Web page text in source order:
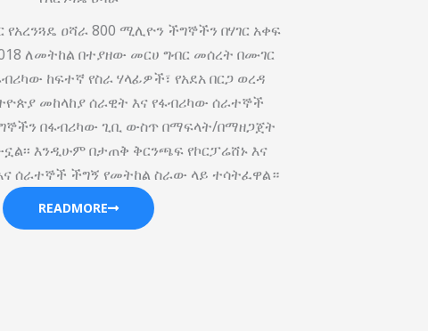
ዐሻራ 800 ሚሊዮን ችግኞችን በሃገር አቀፍ
ለመትከል በተያዘው መርሀ ግብር መሰረት በሙገር
ከፍተኛ የስራ ሃላፊዎች፣ የአደአ በርጋ ወረዳ
መከላከያ ሰራዊት እና የፋብሪካው ሰራተኞች
በፋብሪካው ጊቢ ውስጥ በማፍላት/በማዘጋጀት
እንዲሁም በታጠቅ ቅርንጫፍ የኮርፓሬሸ‍ኑ እና
ሰራተኞች ችግኝ የመትከል ስራው ላይ ተሳትፈዋል።
READMORE